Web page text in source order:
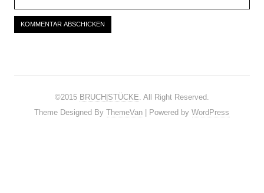
©2015 BRUCH|STÜCKE. All Right Reserved.
Theme Designed ByThemeVan | Powered byWordPress